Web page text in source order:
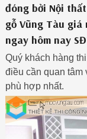
đóng bởi Nội
gỗ Vũng Tàu giá
ngay hôm nay
Quý khách hàng
điều cần quan tâm
phù hợp nhất.